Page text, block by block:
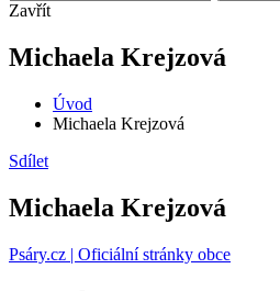
Zavřít
Michaela Krejzová
Úvod
Michaela Krejzová
Sdílet
Michaela Krejzová
Psáry.cz | Oficiální stránky obce